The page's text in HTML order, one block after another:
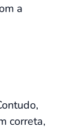
a
correta,